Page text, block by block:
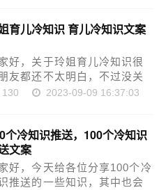
以帮助到大家，下面我们一
育儿冷知识 育儿冷知识文案
好，关于玲姐育儿冷知识很
友都还不太明白，不过没关
因为今天小编就来为大家分
惑和问题，如果碰巧可以解
的问题，还望关注下……
130 2023-09-09 16:37:03
个冷知识推送，100个冷知识
文案
好，今天给各位分享100个冷
推送的一些知识，其中也会